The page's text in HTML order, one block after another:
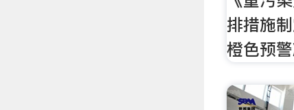
排措施
橙色预